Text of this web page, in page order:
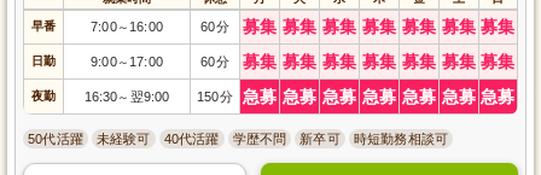
早番 7:00～ 16:00 60分 募集 募集 募集 募集 募集 募集 募集
日勤 9:00～ 17:00 60分 募集 募集 募集 募集 募集 募集 募集
夜勤 16:30～ 翌9:00 150分 急募 急募 急募 急募 急募 急募 急募
50代活躍 未経験可 40代活躍 学歴不問 新卒可 時短勤務相談可